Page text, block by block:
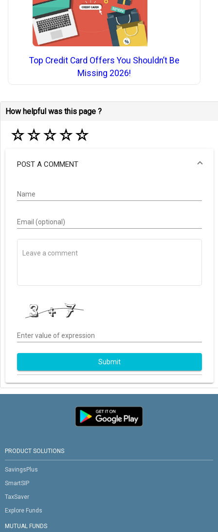
Top Credit Card Offers You Shouldn’t Be
Missing 2026!
How helpful was this page ?
☆☆☆☆☆
POST A COMMENT
Name
Email (optional)
Enter value of expression
Submit
PRODUCT SOLUTIONS
SavingsPlus
SmartSIP
TaxSaver
Explore Funds
MUTUAL FUNDS